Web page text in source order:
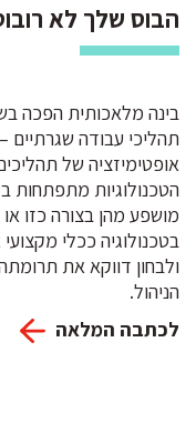
הבוס שלך לא
בינה מלאכותית הפכה
תהליכי עבודה שגרתיים
אופטימיזציה של
הטכנולוגיות מתפתחות
מושפע מהן בצורה כזו
בטכנולוגיה ככלי
ולבחון דווקא את
הניהול.
לכתבה המלאה